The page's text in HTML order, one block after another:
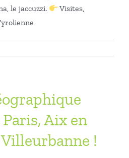
le jaccuzzi.
Visites,
Aix en
!